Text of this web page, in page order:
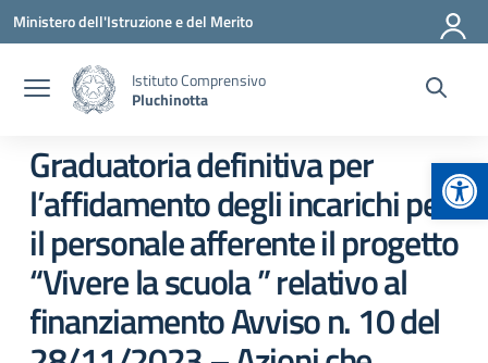
Vai ai contenuti
Vai al menu di navigazione
Vai al footer
Ministero dell'Istruzione e del Merito
Istituto Comprensivo
Pluchinotta
Graduatoria definitiva per
l’affidamento degli incarichi per
il personale afferente il progetto
“Vivere la scuola ” relativo al
finanziamento Avviso n. 10 del